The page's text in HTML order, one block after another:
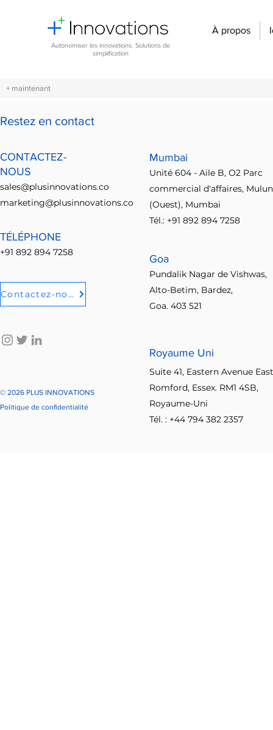
Autonomiser les innovations. Solutions de
simplification
À propos
+ maintenant
All Posts
Aucun post
Restez en contact
CONTACTEZ-
NOUS
sales@plusinnovations.co
marketing@plusinnovations.co
TÉLÉPHONE
+91 892 894 7258
Contactez-nous
© 2026 PLUS INNOVATIONS
Politique de confidentialité
Mumbai
Unité 604 - Aile B, O2 Parc
commercial d'affaires,
(Ouest), Mumbai
Tél.: +91 892 894 7258
Goa
Pundalik Nagar de Vishwas,
Alto-Betim, Bardez,
Goa. 403 521
Royaume Uni
Suite 41, Eastern Avenue
Romford, Essex. RM1 4SB,
Royaume-Uni
Tél. : +44 794 382 2357